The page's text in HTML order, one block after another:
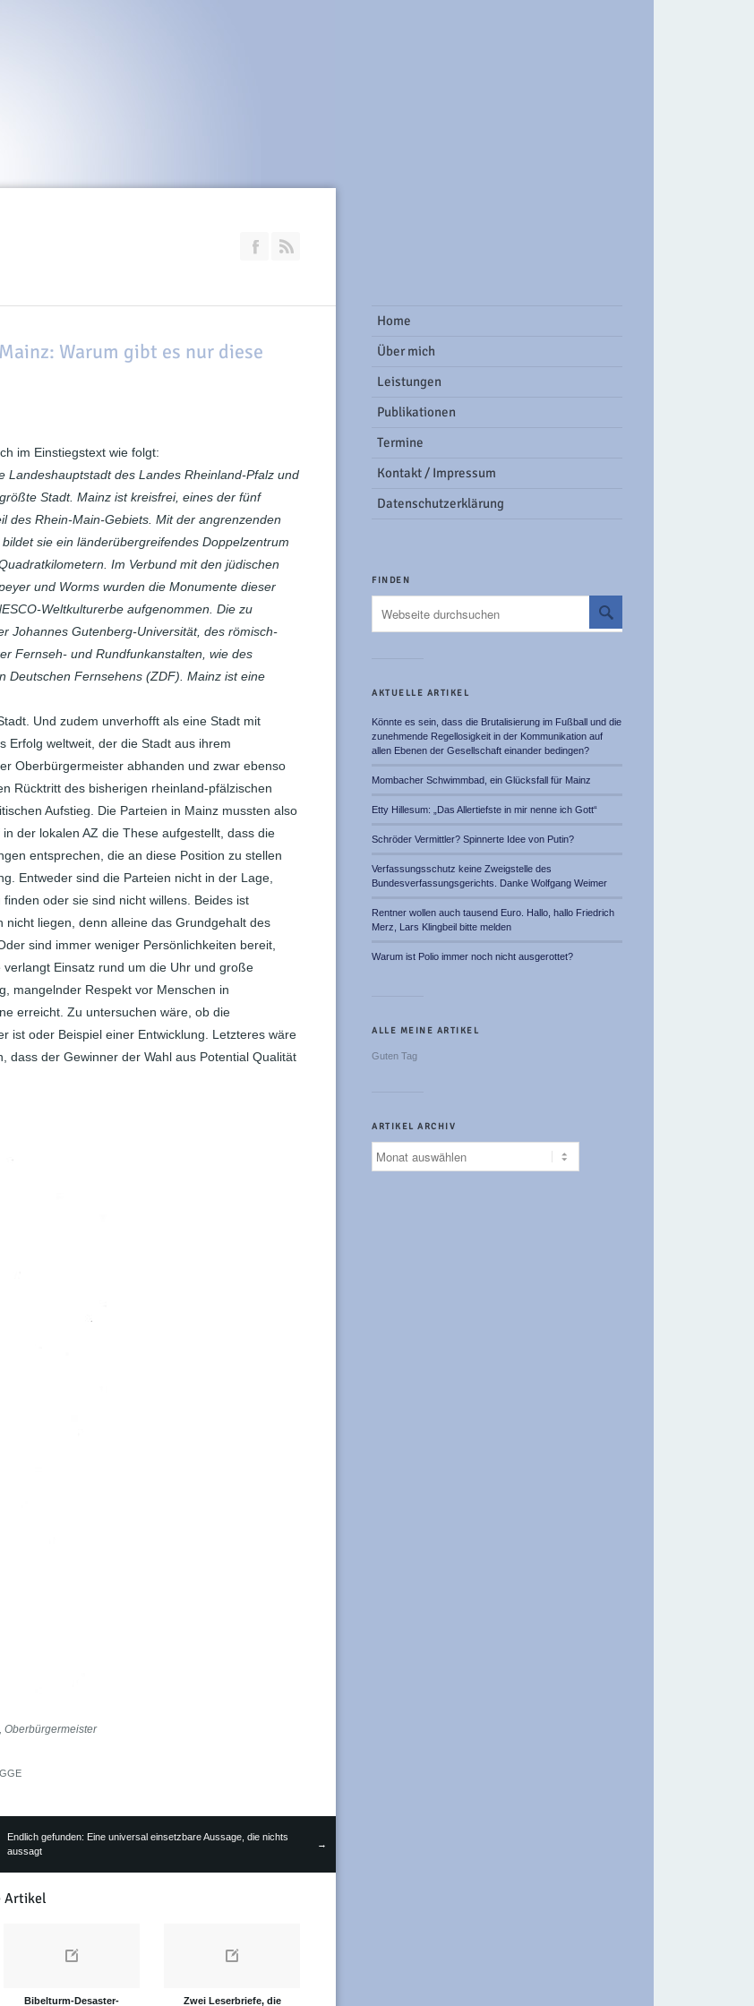
Join our Facebook Group
Warum gibt es nur diese
im Einstiegstext wie folgt:
Landeshauptstadt des Landes Rheinland-Pfalz und
Stadt. Mainz ist kreisfrei, eines der fünf
des Rhein-Main-Gebiets. Mit der angrenzenden
sie ein länderübergreifendes Doppelzentrum
Im Verbund mit den jüdischen
und Worms wurden die Monumente dieser
Weltkulturerbe aufgenommen. Die zu
Johannes Gutenberg-Universität, des römisch-
Fernseh- und Rundfunkanstalten, wie des
Deutschen Fernsehens (ZDF). Mainz ist eine
Und zudem unverhofft als eine Stadt mit
Erfolg weltweit, der die Stadt aus ihrem
Oberbürgermeister abhanden und zwar ebenso
Rücktritt des bisherigen rheinland-pfälzischen
Aufstieg. Die Parteien in Mainz mussten also
der lokalen AZ die These aufgestellt, dass die
entsprechen, die an diese Position zu stellen
Entweder sind die Parteien nicht in der Lage,
oder sie sind nicht willens. Beides ist
nicht liegen, denn alleine das Grundgehalt des
sind immer weniger Persönlichkeiten bereit,
Einsatz rund um die Uhr und große
mangelnder Respekt vor Menschen in
erreicht. Zu untersuchen wäre, ob die
ist oder Beispiel einer Entwicklung. Letzteres wäre
dass der Gewinner der Wahl aus Potential Qualität
Oberbürgermeister
Endlich gefunden: Eine universal einsetzbare Aussage, die nichts
aussagt
→
Artikel
Bibelturm-Desaster- Zwei Leserbriefe, die
Home
Über mich
Leistungen
Publikationen
Termine
Kontakt / Impressum
Datenschutzerklärung
FINDEN
AKTUELLE ARTIKEL
Könnte es sein, dass die Brutalisierung im Fußball und die
zunehmende Regellosigkeit in der Kommunikation auf
allen Ebenen der Gesellschaft einander bedingen?
Mombacher Schwimmbad, ein Glücksfall für Mainz
Etty Hillesum: „Das Allertiefste in mir nenne ich Gott“
Schröder Vermittler? Spinnerte Idee von Putin?
Verfassungsschutz keine Zweigstelle des
Bundesverfassungsgerichts. Danke Wolfgang Weimer
Rentner wollen auch tausend Euro. Hallo, hallo Friedrich
Merz, Lars Klingbeil bitte melden
Warum ist Polio immer noch nicht ausgerottet?
ALLE MEINE ARTIKEL
Guten Tag
ARTIKEL ARCHIV
Artikel
Archiv